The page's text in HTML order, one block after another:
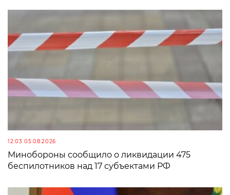
12:03 05.08.2026
Минобороны сообщило о ликвидации 475
беспилотников над 17 субъектами РФ